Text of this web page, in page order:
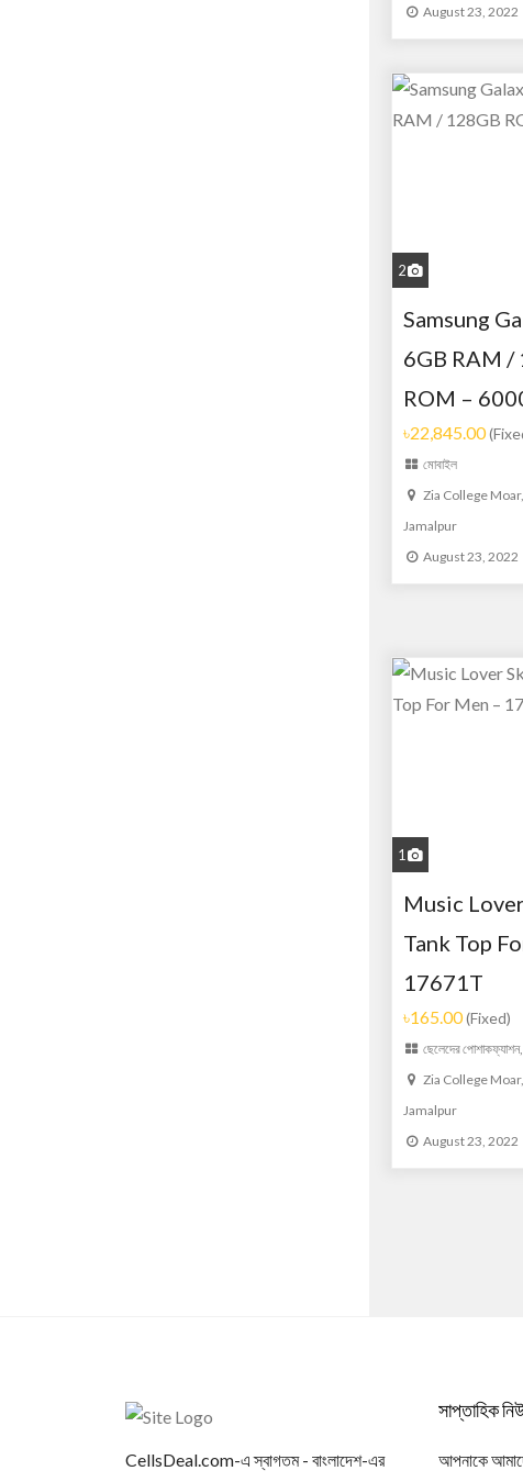
August 23, 2022
2
Samsung
6GB RAM /
ROM –
৳22,845.00
মোবাইল
Zia College
Jamalpur
August 23, 2022
1
Music
Tank Top
17671T
৳165.00(Fixed)
ছেলেদের পোশাক
Zia College
Jamalpur
August 23, 2022
CellsDeal.com-এ স্বাগতম - বাংলাদেশ-এর
সাপ্তাহিক
আপনাকে